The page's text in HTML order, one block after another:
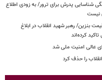
شناسایی پدرش برای ترور/ به زودی اطلاع
نیست
بنزین/ رهبر شهید انقلاب در ابلاغ
کرده‌اند
عالی امنیت ملی شد
را حذف کرد